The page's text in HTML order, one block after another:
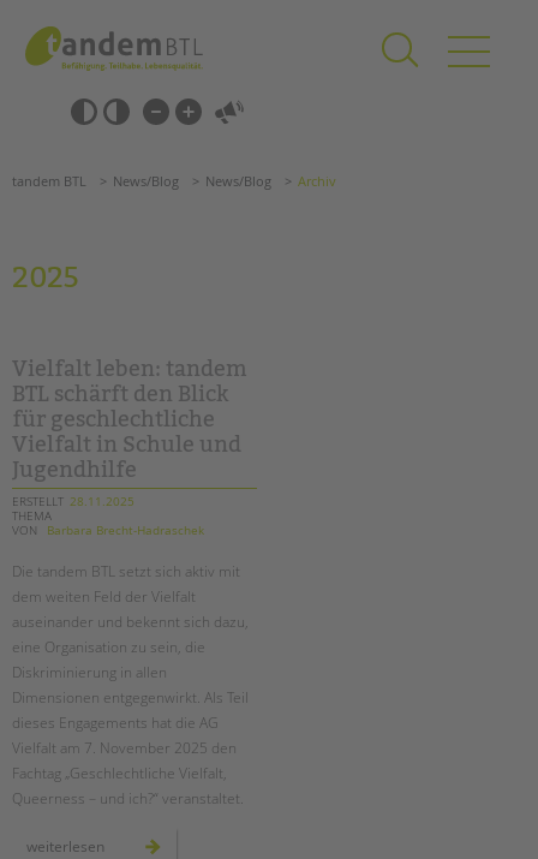
springen
Barrierefrei-
Einstellungen
überspringen
überspringen
Förderzentren
Kollegs
EFöB
Schulbezogene Sozialarbeit
Tagesgruppen
HILFEN ZUR ERZIEHUNG
EINGLIEDERUNGSHILFE
BETREUTES WOHNEN
TANDEM BTL AKADEMIE
Zertfikatskurse
Seminarkalender
Seminarräume
STADTTEILARBEIT
Suchen
tandem BTL News/Blog News/Blog Archiv
2025
Vielfalt leben: tandem
BTL schärft den Blick
für geschlechtliche
Vielfalt in Schule und
Jugendhilfe
ERSTELLT 28.11.2025
THEMA
VON
Barbara Brecht-Hadraschek
Die tandem BTL setzt sich aktiv mit
dem weiten Feld der Vielfalt
auseinander und bekennt sich dazu,
eine Organisation zu sein, die
Diskriminierung in allen
Dimensionen entgegenwirkt. Als Teil
dieses Engagements hat die AG
Vielfalt am 7. November 2025 den
Fachtag „Geschlechtliche Vielfalt,
Queerness – und ich?“ veranstaltet.
weiterlesen vielfalt